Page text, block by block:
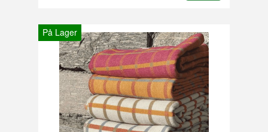
På Lager